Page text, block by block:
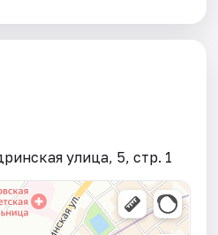
улица, 5, стр. 1